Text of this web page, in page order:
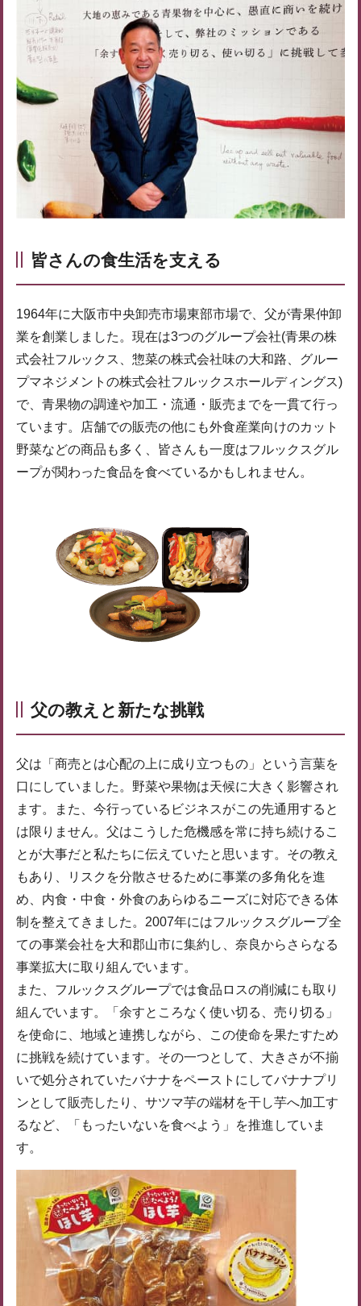
皆さんの食生活を支える
1964年に大阪市中央卸売市場東部市場で、父が青果仲卸
業を創業しました。現在は3つのグループ会社(青果の株
式会社フルックス、惣菜の株式会社味の大和路、グルー
プマネジメントの株式会社フルックスホールディングス)
で、青果物の調達や加工・流通・販売までを一貫て行っ
ています。店舗での販売の他にも外食産業向けのカット
野菜などの商品も多く、皆さんも一度はフルックスグル
ープが関わった食品を食べているかもしれません。
父の教えと新たな挑戦
父は「商売とは心配の上に成り立つもの」という言葉を
口にしていました。野菜や果物は天候に大きく影響され
ます。また、今行っているビジネスがこの先通用すると
は限りません。父はこうした危機感を常に持ち続けるこ
とが大事だと私たちに伝えていたと思います。その教え
もあり、リスクを分散させるために事業の多角化を進
め、内食・中食・外食のあらゆるニーズに対応できる体
制を整えてきました。2007年にはフルックスグループ全
ての事業会社を大和郡山市に集約し、奈良からさらなる
事業拡大に取り組んでいます。
また、フルックスグループでは食品ロスの削減にも取り
組んでいます。「余すところなく使い切る、売り切る」
を使命に、地域と連携しながら、この使命を果たすため
に挑戦を続けています。その一つとして、大きさが不揃
いで処分されていたバナナをペーストにしてバナナプリ
ンとして販売したり、サツマ芋の端材を干し芋へ加工す
るなど、「もったいないを食べよう」を推進していま
す。